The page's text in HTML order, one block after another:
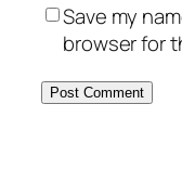
Save my
browser for